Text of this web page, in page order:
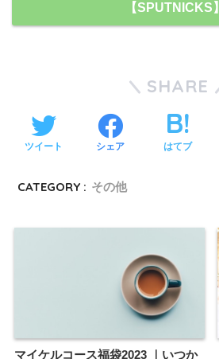
【SPUTNICKS】
SHARE
ツイート シェア はてブ
CATEGORY : その他
マイケルコース福袋2023 ｜いつか